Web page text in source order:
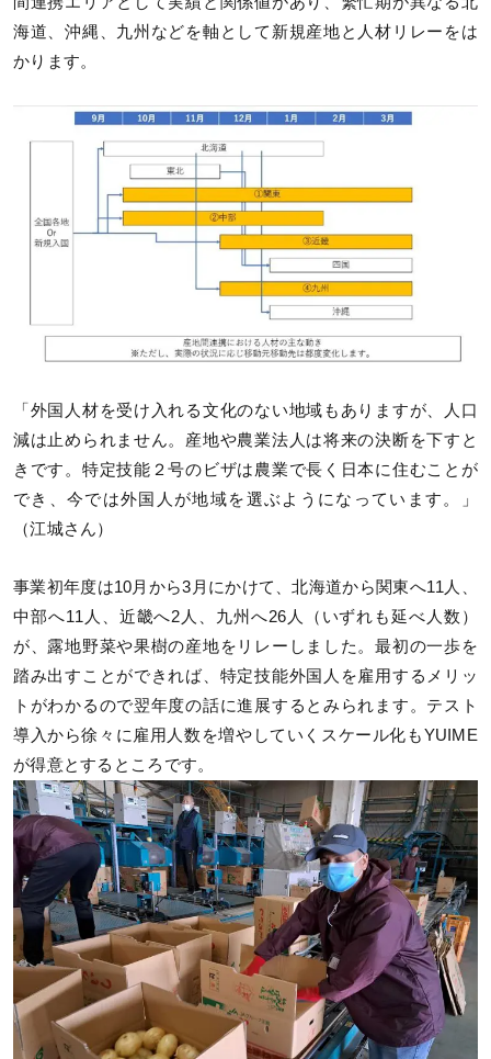
海道、沖縄、九州などを軸として新規産地と人材リレーをは
かります。
「外国人材を受け入れる文化のない地域もありますが、人口
減は止められません。産地や農業法人は将来の決断を下すと
きです。特定技能２号のビザは農業で長く日本に住むことが
でき、今では外国人が地域を選ぶようになっています。」
（江城さん）
事業初年度は10月から3月にかけて、北海道から関東へ11人、
中部へ11人、近畿へ2人、九州へ26人（いずれも延べ人数）
が、露地野菜や果樹の産地をリレーしました。最初の一歩を
踏み出すことができれば、特定技能外国人を雇用するメリッ
トがわかるので翌年度の話に進展するとみられます。テスト
導入から徐々に雇用人数を増やしていくスケール化もYUIME
が得意とするところです。